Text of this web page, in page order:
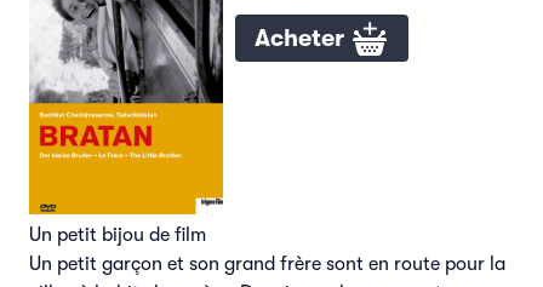
Acheter
Un petit bijou de film
Un petit garçon et son grand frère sont en route pour la